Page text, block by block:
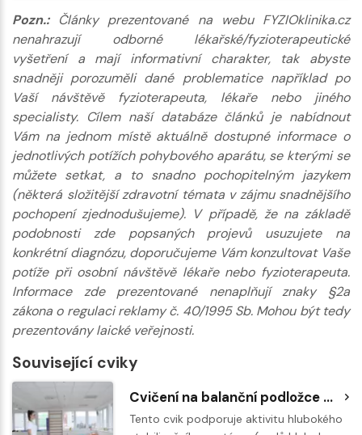
Pozn.:Články prezentované na webu FYZIOklinika.cz
nenahrazují odborné lékařské/fyzioterapeutické
vyšetření a mají informativní charakter, tak abyste
snadněji porozuměli dané problematice například po
Vaší návštěvě fyzioterapeuta, lékaře nebo jiného
specialisty. Cílem naší databáze článků je nabídnout
Vám na jednom místě aktuálně dostupné informace o
jednotlivých potížích pohybového aparátu, se kterými se
můžete setkat, a to snadno pochopitelným jazykem
(některá složitější zdravotní témata v zájmu snadnějšího
pochopení zjednodušujeme). V případě, že na základě
podobnosti zde popsaných projevů usuzujete na
konkrétní diagnózu, doporučujeme Vám konzultovat Vaše
potíže při osobní návštěvě lékaře nebo fyzioterapeuta.
Informace zde prezentované nenaplňují znaky §2a
zákona o regulaci reklamy č. 40/1995 Sb. Mohou být tedy
prezentovány laické veřejnosti.
Související cviky
Cvičení na balanční podložce BOSU - výpad
Tento cvik podporuje aktivitu hlubokého